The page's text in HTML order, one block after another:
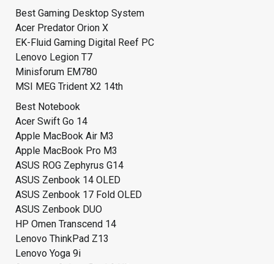
Best Gaming Desktop System
Acer Predator Orion X
EK-Fluid Gaming Digital Reef PC
Lenovo Legion T7
Minisforum EM780
MSI MEG Trident X2 14th
Best Notebook
Acer Swift Go 14
Apple MacBook Air M3
Apple MacBook Pro M3
ASUS ROG Zephyrus G14
ASUS Zenbook 14 OLED
ASUS Zenbook 17 Fold OLED
ASUS Zenbook DUO
HP Omen Transcend 14
Lenovo ThinkPad Z13
Lenovo Yoga 9i